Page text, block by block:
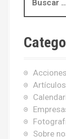
s
a
Artículos
Sobre